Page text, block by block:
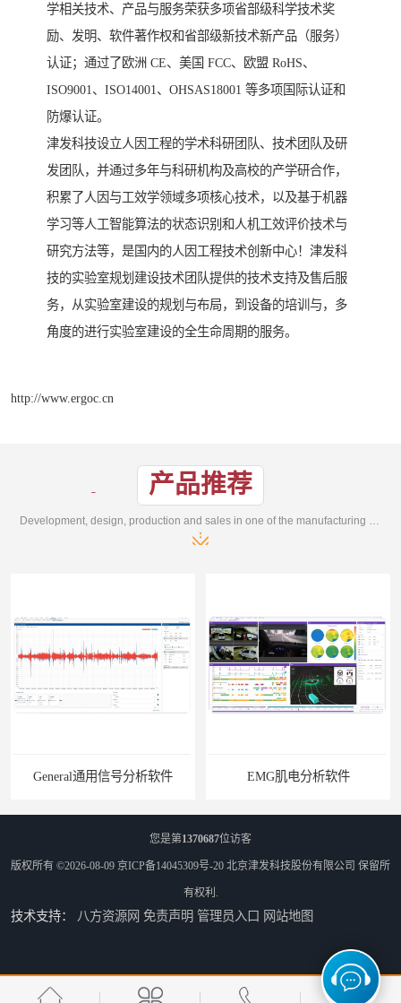
学相关技术、产品与服务荣获多项省部级科学技术奖
励、发明、软件著作权和省部级新技术新产品（服务）
认证；通过了欧洲 CE、美国 FCC、欧盟 RoHS、
ISO9001、ISO14001、OHSAS18001 等多项国际认证和
防爆认证。
津发科技设立人因工程的学术科研团队、技术团队及研
发团队，并通过多年与科研机构及高校的产学研合作，
积累了人因与工效学领域多项核心技术，以及基于机器
学习等人工智能算法的状态识别和人机工效评价技术与
研究方法等，是国内的人因工程技术创新中心！津发科
技的实验室规划建设技术团队提供的技术支持及售后服
务，从实验室建设的规划与布局，到设备的培训与，多
角度的进行实验室建设的全生命周期的服务。
http://www.ergoc.cn
产品推荐
Development, design, production and sales in one of the manufacturing enterprises
General通用信号分析软件 EMG肌电分析软件
您是第1370687位访客
版权所有 ©2026-08-09 京ICP备14045309号-20 北京津发科技股份有限公司 保留所
有权利.
技术支持： 八方资源网 免责声明 管理员入口 网站地图